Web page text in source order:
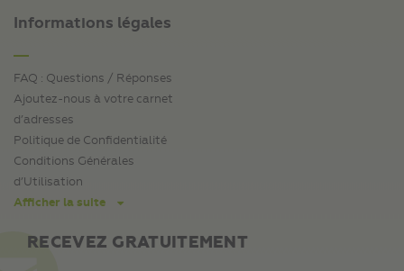
Informations légales
FAQ : Questions / Réponses
Ajoutez-nous à votre carnet
d’adresses
Politique de Confidentialité
Conditions Générales
d’Utilisation
Afficher la suite
RECEVEZ GRATUITEMENT